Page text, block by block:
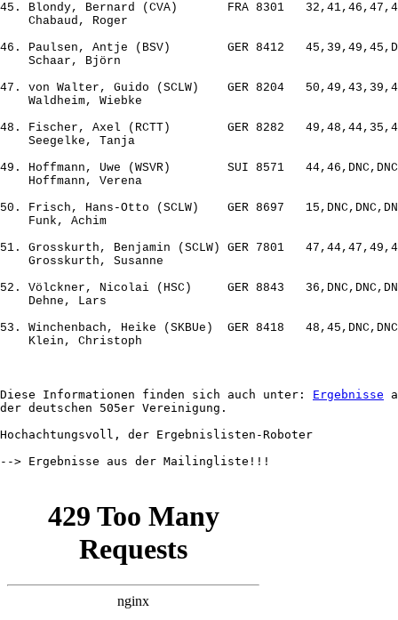
45. Blondy, Bernard (CVA)       FRA 8301
    Chabaud, Roger
46. Paulsen, Antje (BSV)        GER 8412
    Schaar, Björn
47. von Walter, Guido (SCLW)    GER 8204
    Waldheim, Wiebke
48. Fischer, Axel (RCTT)        GER 8282
    Seegelke, Tanja
49. Hoffmann, Uwe (WSVR)        SUI 8571
    Hoffmann, Verena
50. Frisch, Hans-Otto (SCLW)    GER 8697
    Funk, Achim
51. Grosskurth, Benjamin (SCLW) GER 7801
    Grosskurth, Susanne
52. Völckner, Nicolai (HSC)     GER 8843
    Dehne, Lars
53. Winchenbach, Heike (SKBUe)  GER 8418
Diese Informationen finden sich auch unter: Ergebnisse
der deutschen 505er Vereinigung.
Hochachtungsvoll, der Ergebnislisten-Roboter
--> Ergebnisse aus der Mailingliste!!!